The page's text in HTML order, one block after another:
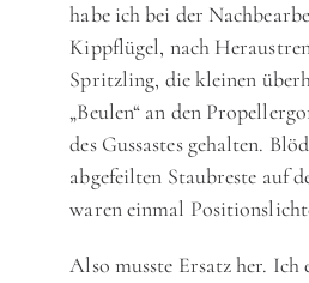
habe ich bei der
Kippflügel, nach
Spritzling, die kleinen
„Beulen“ an den
des Gussastes gehalten.
abgefeilten Staubreste auf
waren einmal
Also musste Ersatz her. Ich